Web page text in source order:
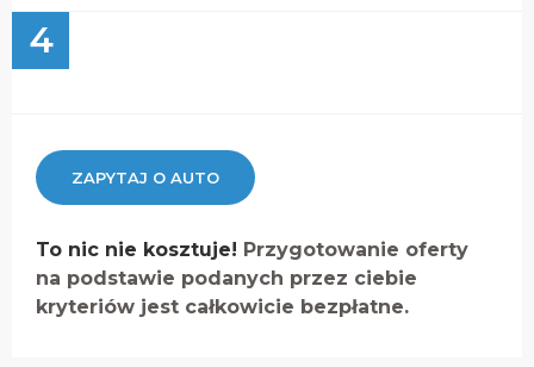
4
ZAPYTAJ O AUTO
To nic nie kosztuje! Przygotowanie oferty
na podstawie podanych przez ciebie
kryteriów jest całkowicie bezpłatne.